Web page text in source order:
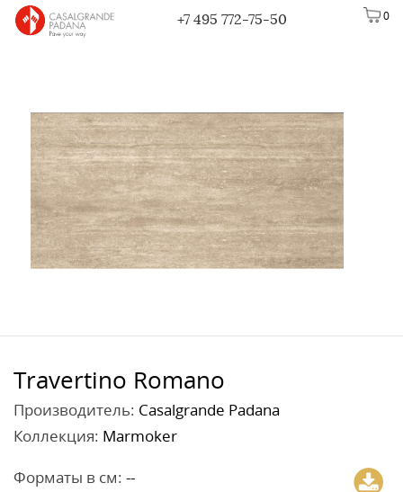
0
+7 495 772-75-50
Travertino Romano
Производитель: Casalgrande Padana
Коллекция: Marmoker
Форматы в см: --